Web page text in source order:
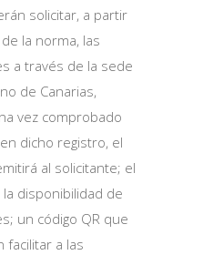
solicitar, a partir
la norma, las
a través de la sede
de Canarias,
vez comprobado
dicho registro, el
al solicitante; el
disponibilidad de
un código QR que
facilitar a las